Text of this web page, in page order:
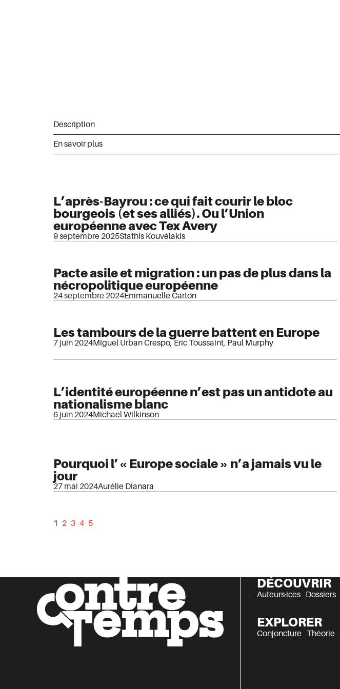
Description
En savoir plus
L’après-Bayrou : ce qui fait courir le bloc
bourgeois (et ses alliés). Ou l’Union
européenne avec Tex Avery
9 septembre 2025Stathis Kouvélakis
Pacte asile et migration : un pas de plus dans la
nécropolitique européenne
24 septembre 2024Emmanuelle Carton
Les tambours de la guerre battent en Europe
7 juin 2024Miguel Urban Crespo,Eric Toussaint, Paul Murphy
L’identité européenne n’est pas un antidote au
nationalisme blanc
6 juin 2024Michael Wilkinson
Pourquoi l’« Europe sociale » n’a jamais vu le
jour
27 mai 2024Aurélie Dianara
1 2 3 4 5
DÉCOUVRIR
Auteurs·ices Dossiers
EXPLORER
Conjoncture Théorie